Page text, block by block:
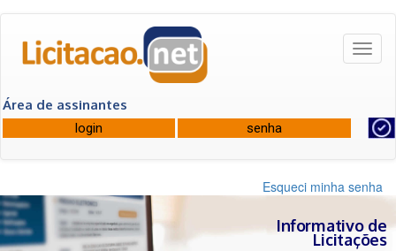
Área de assinantes
Esqueci minha senha
Informativo de
Licitações